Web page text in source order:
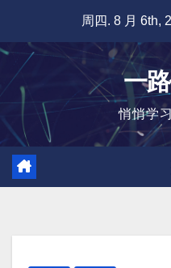
内
容
周四. 8 月 6th,
一
悄悄学